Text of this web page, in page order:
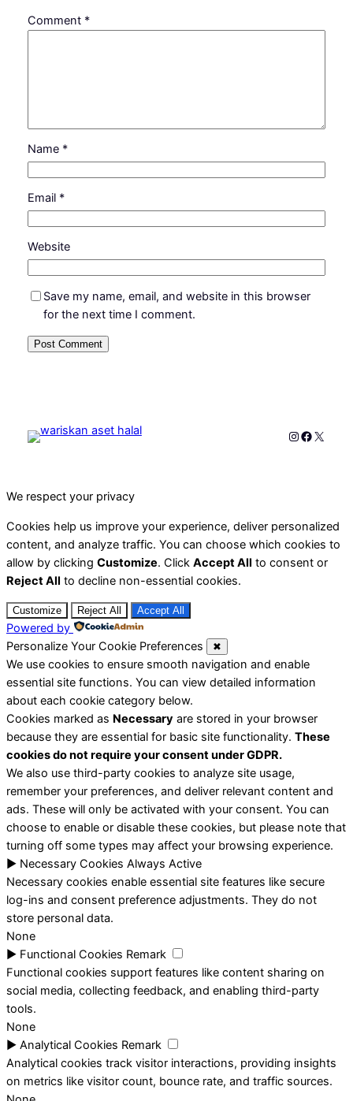
Comment *
Name *
Email *
Website
Save my name, email, and website in this browser
for the next time I comment.
Instagram
X
We respect your privacy
Cookies help us improve your experience, deliver personalized
content, and analyze traffic. You can choose which cookies to
allow by clicking Customize. Click Accept All to consent or
Reject All to decline non-essential cookies.
Customize Reject All Accept All
Powered by
Personalize Your Cookie Preferences
✖
We use cookies to ensure smooth navigation and enable
essential site functions. You can view detailed information
about each cookie category below.
Cookies marked as Necessary are stored in your browser
because they are essential for basic site functionality. These
cookies do not require your consent under GDPR.
We also use third-party cookies to analyze site usage,
remember your preferences, and deliver relevant content and
ads. These will only be activated with your consent. You can
choose to enable or disable these cookies, but please note that
turning off some types may affect your browsing experience.
► Necessary Cookies Always Active
Necessary cookies enable essential site features like secure
log-ins and consent preference adjustments. They do not
store personal data.
None
► Functional Cookies Remark
Functional cookies support features like content sharing on
social media, collecting feedback, and enabling third-party
tools.
None
► Analytical Cookies Remark
Analytical cookies track visitor interactions, providing insights
on metrics like visitor count, bounce rate, and traffic sources.